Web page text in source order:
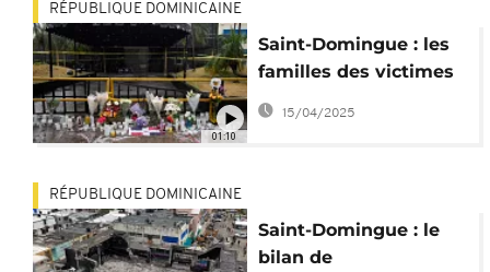
01:10
RÉPUBLIQUE DOMINICAINE
Saint-Domingue : les
familles des victimes
poursuivent la
discothèque
15/04/2025
RÉPUBLIQUE DOMINICAINE
Saint-Domingue : le
bilan de